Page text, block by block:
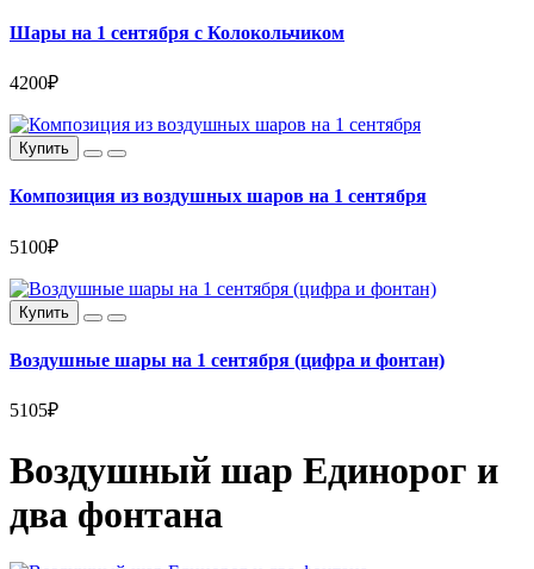
Шары на 1 сентября с Колокольчиком
4200₽
Купить
Композиция из воздушных шаров на 1 сентября
5100₽
Купить
Воздушные шары на 1 сентября (цифра и фонтан)
5105₽
Воздушный шар Единорог и
два фонтана